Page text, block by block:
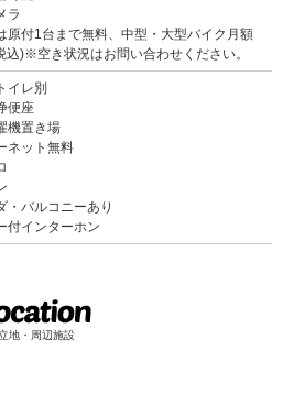
ラ
原付1台まで無料、中型・大型バイク月額
込)※空き状況はお問い合わせください。
イレ別
便座
機置き場
ネット無料
・バルコニーあり
付インターホン
地・周辺施設